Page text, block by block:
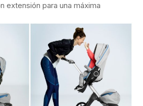
extensión para una máxima